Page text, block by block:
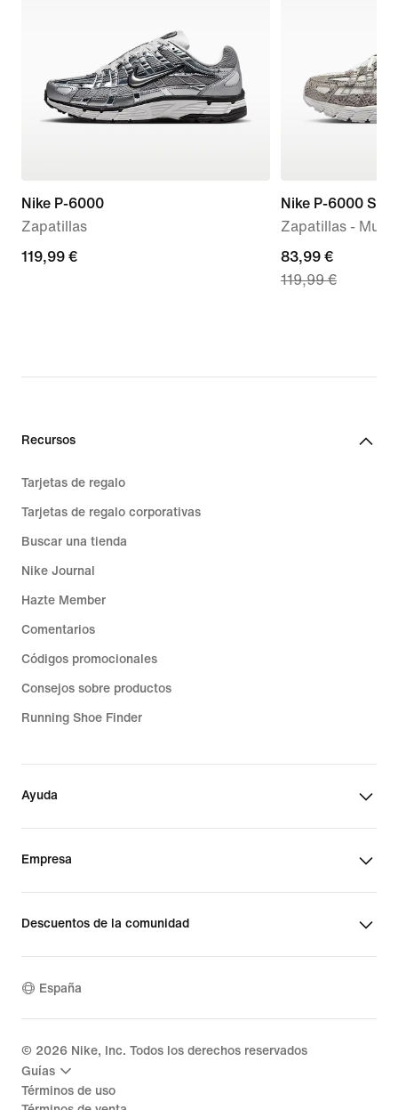
Nike P-6000
Zapatillas
119,99 €
119,99 €
Nike P-6000 SE
Zapatillas - Mujer
current
price
119,99 €
83,99 €
119,99 €
Recursos
Tarjetas de regalo
Tarjetas de regalo corporativas
Buscar una tienda
Nike Journal
Hazte Member
Comentarios
Códigos promocionales
Consejos sobre productos
Running Shoe Finder
Ayuda
Empresa
Descuentos de la comunidad
España
© 2026 Nike, Inc. Todos los derechos reservados
Guías
Términos de uso